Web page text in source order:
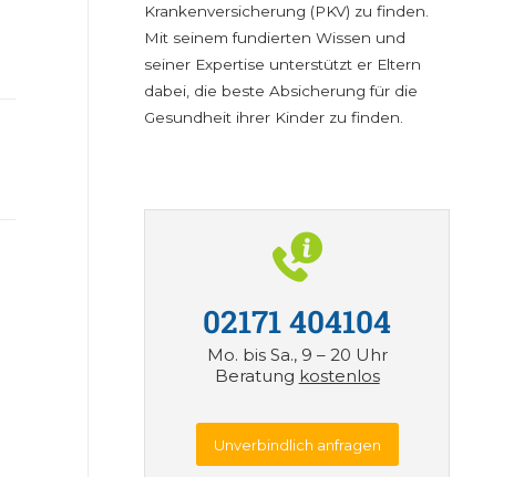
Krankenversicherung (PKV) zu finden.
Mit seinem fundierten Wissen und
seiner Expertise unterstützt er Eltern
dabei, die beste Absicherung für die
Gesundheit ihrer Kinder zu finden.
02171 404104
Mo. bis Sa., 9 – 20 Uhr
Beratung kostenlos
Unverbindlich anfragen